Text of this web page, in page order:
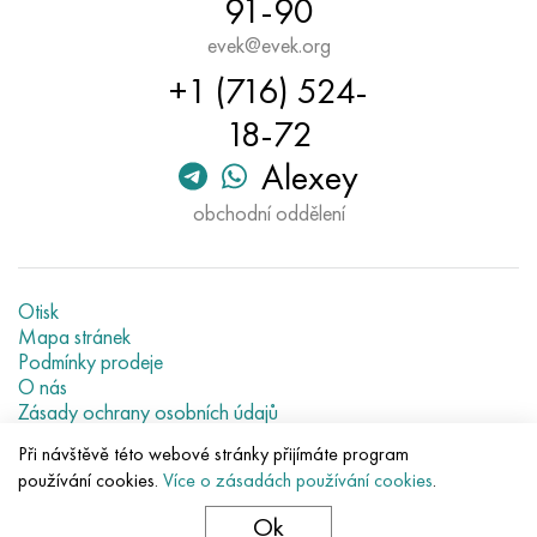
91-90
evek@evek.org
+1 (716) 524-
18-72
Alexey
obchodní oddělení
Otisk
Mapa stránek
Podmínky prodeje
O nás
Zásady ochrany osobních údajů
© 2007–2026 «Evek GmbH»
Použití obsahu stránek bez přímé vazby zakázáno.
Při návštěvě této webové stránky přijímáte program
používání cookies. Více o zásadách používání cookies.
Ok